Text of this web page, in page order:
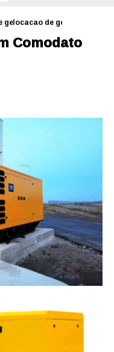
gerador 500 kva em
locacao de gerador em
Comodato